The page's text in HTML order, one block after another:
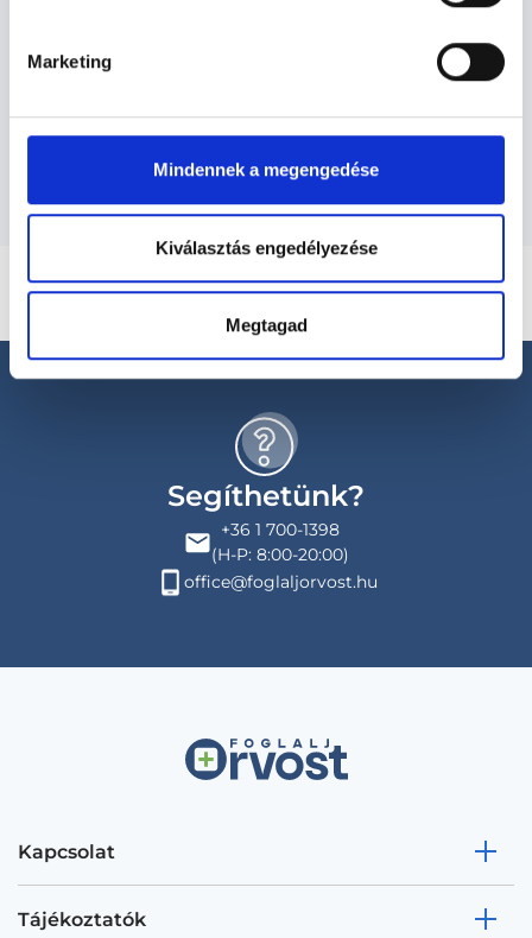
Marketing
Mindennek a megengedése
Kiválasztás engedélyezése
Megtagad
Szolgáltatások
Budapesti és vidéki allergológus orvosok
Segíthetünk?
+36 1 700-1398
(H-P: 8:00-20:00)
office@foglaljorvost.hu
Kapcsolat
Tájékoztatók